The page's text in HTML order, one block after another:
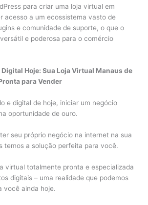
para criar uma loja virtual em
acesso a um ecossistema vasto de
e comunidade de suporte, o que o
e poderosa para o comércio
Hoje: Sua Loja Virtual Manaus de
para Vender
e digital de hoje, iniciar um negócio
oportunidade de ouro.
seu próprio negócio na internet na sua
temos a solução perfeita para você.
virtual totalmente pronta e especializada
digitais – uma realidade que podemos
você ainda hoje.